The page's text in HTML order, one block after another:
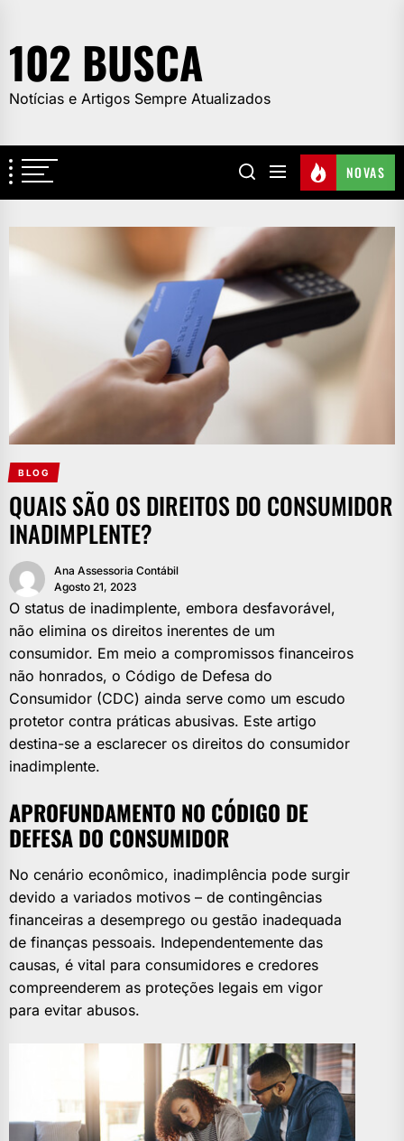
the
content
102 BUSCA
Notícias e Artigos Sempre Atualizados
NOVAS
BLOG
QUAIS SÃO OS DIREITOS DO CONSUMIDOR
INADIMPLENTE?
Ana Assessoria Contábil
Agosto 21, 2023
O status de inadimplente, embora desfavorável,
não elimina os direitos inerentes de um
consumidor. Em meio a compromissos financeiros
não honrados, o Código de Defesa do
Consumidor (CDC) ainda serve como um escudo
protetor contra práticas abusivas. Este artigo
destina-se a esclarecer os direitos do consumidor
inadimplente.
APROFUNDAMENTO NO CÓDIGO DE
DEFESA DO CONSUMIDOR
No cenário econômico, inadimplência pode surgir
devido a variados motivos – de contingências
financeiras a desemprego ou gestão inadequada
de finanças pessoais. Independentemente das
causas, é vital para consumidores e credores
compreenderem as proteções legais em vigor
para evitar abusos.